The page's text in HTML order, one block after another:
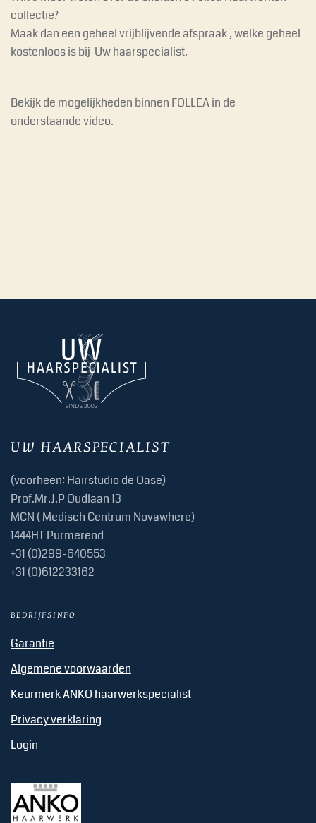
collectie?
Maak dan een geheel vrijblijvende afspraak , welke geheel
kostenloos is bij Uw haarspecialist.
Bekijk de mogelijkheden binnen FOLLEA in de
onderstaande video.
UW HAARSPECIALIST
(voorheen: Hairstudio de Oase)
Prof.Mr.J.P Oudlaan 13
MCN ( Medisch Centrum Novawhere)
1444HT Purmerend
+31 (0)299-640553
+31 (0)612233162
BEDRIJFSINFO
Garantie
Algemene voorwaarden
Keurmerk ANKO haarwerkspecialist
Privacy verklaring
Login